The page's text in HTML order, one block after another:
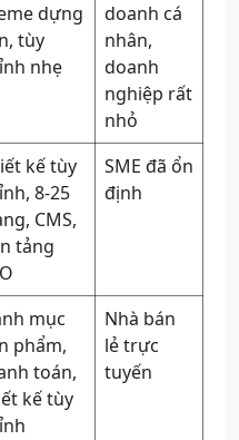
dựng
tùy
nhẹ
doanh cá
nhân,
doanh
nghiệp rất
nhỏ
kế tùy
8-25
CMS,
tảng
SME đã ổn
định
mục
phẩm,
toán,
kế tùy
Nhà bán
lẻ trực
tuyến